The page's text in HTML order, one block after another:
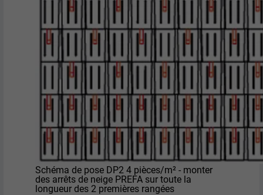
Schéma de pose DP2 4 pièces/m² - monter
des arrêts de neige PREFA sur toute la
longueur des 2 premières rangées